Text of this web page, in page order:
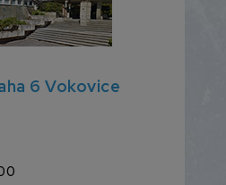
6 Vokovice